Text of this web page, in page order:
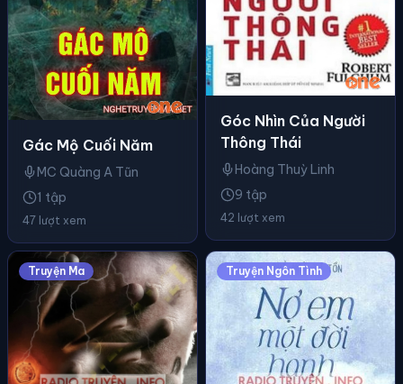
Gác Mộ Cuối Năm
MC Quàng A Tũn
1 tập
47 lượt xem
Góc Nhìn Của Người
Thông Thái
Hoàng Thuỳ Linh
9 tập
42 lượt xem
Truyện Ma Truyện Ngôn Tình